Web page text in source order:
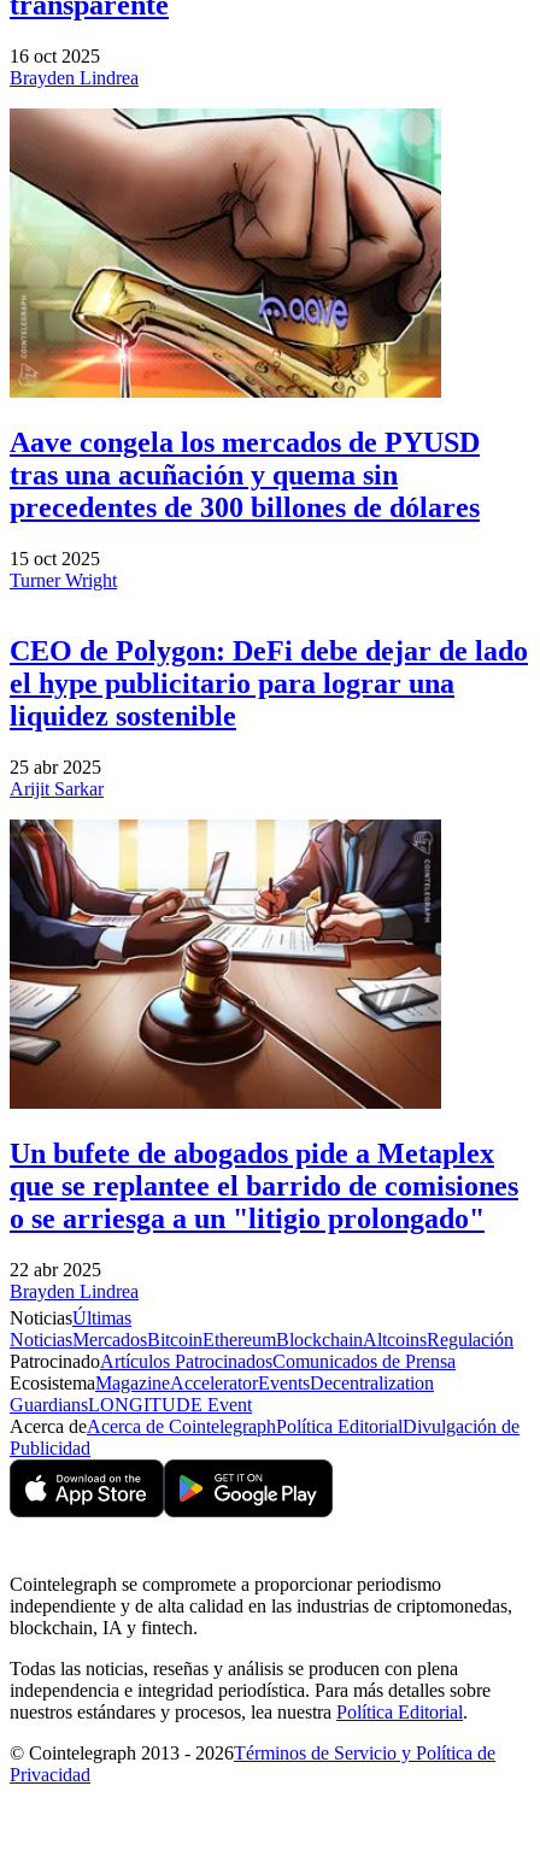
16 oct 2025
Brayden Lindrea
Aave congela los mercados de PYUSD
tras una acuñación y quema sin
precedentes de 300 billones de dólares
15 oct 2025
Turner Wright
CEO de Polygon: DeFi debe dejar de lado
el hype publicitario para lograr una
liquidez sostenible
25 abr 2025
Arijit Sarkar
Un bufete de abogados pide a Metaplex
que se replantee el barrido de comisiones
o se arriesga a un "litigio prolongado"
22 abr 2025
Brayden Lindrea
NoticiasÚltimas
NoticiasMercadosBitcoinEthereumBlockchainAltcoinsRegulación
PatrocinadoArtículos PatrocinadosComunicados de Prensa
EcosistemaMagazineAcceleratorEventsDecentralization
GuardiansLONGITUDE Event
Acerca deAcerca de CointelegraphPolítica EditorialDivulgación de
Publicidad
Cointelegraph se compromete a proporcionar periodismo
independiente y de alta calidad en las industrias de criptomonedas,
blockchain, IA y fintech.
Todas las noticias, reseñas y análisis se producen con plena
independencia e integridad periodística. Para más detalles sobre
nuestros estándares y procesos, lea nuestra Política Editorial.
© Cointelegraph 2013 - 2026Términos de Servicio y Política de
Privacidad